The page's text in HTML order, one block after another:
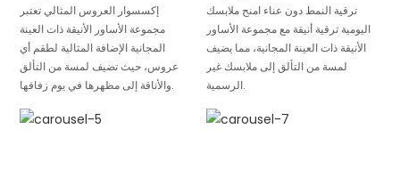
إكسسوار العروس المثالي تعتبر
مجموعة الأساور الأنيقة ذات العينة
المجانية الإضافة المثالية لطقم أي
عروس، حيث تضيف لمسة من التألق
والأناقة إلى مظهرها في يوم زفافها.
ترقية النمط دون عناء امنح ملابسك
اليومية ترقية أنيقة مع مجموعة الأساور
الأنيقة ذات العينة المجانية، مما يضيف
لمسة من التألق إلى ملابسك غير
الرسمية.